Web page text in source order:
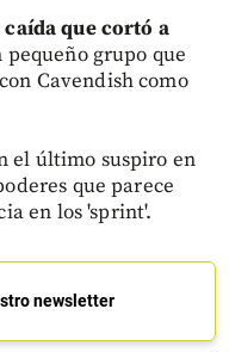
que cortó a
grupo que
Cavendish como
el último suspiro en
que parece
en los 'sprint'.
newsletter